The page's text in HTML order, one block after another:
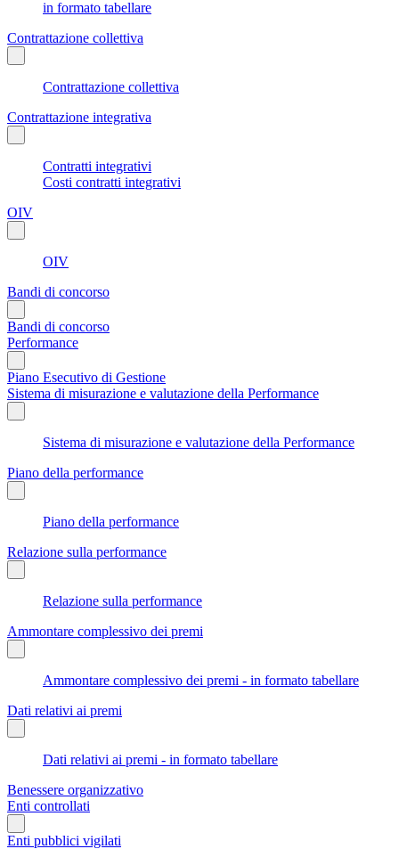
in formato tabellare
Contrattazione collettiva
Contrattazione collettiva
Contrattazione integrativa
Contratti integrativi
Costi contratti integrativi
OIV
OIV
Bandi di concorso
Bandi di concorso
Performance
Piano Esecutivo di Gestione
Sistema di misurazione e valutazione della Performance
Sistema di misurazione e valutazione della Performance
Piano della performance
Piano della performance
Relazione sulla performance
Relazione sulla performance
Ammontare complessivo dei premi
Ammontare complessivo dei premi - in formato tabellare
Dati relativi ai premi
Dati relativi ai premi - in formato tabellare
Benessere organizzativo
Enti controllati
Enti pubblici vigilati